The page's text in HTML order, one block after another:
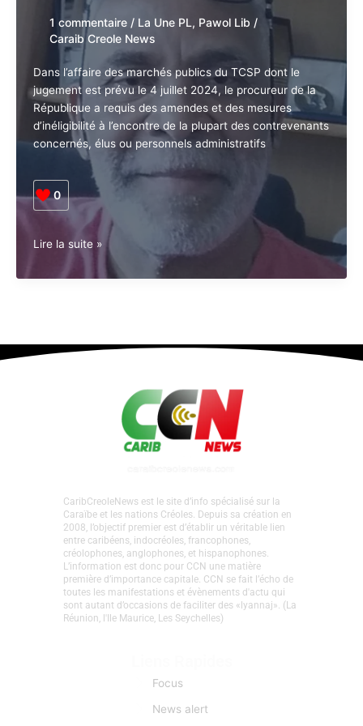
1 commentaire / La Une PL, Pawol Lib /
Caraib Creole News
Dans l’affaire des marchés publics du TCSP dont le
jugement est prévu le 4 juillet 2024, le procureur de la
République a requis des amendes et des mesures
d’inéligibilité à l’encontre de la plupart des contrevenants
concernés, élus ou personnels administratifs
0
L’effet
de
Lire la suite »
CaribCreoleNews est le site d’info spécialisé sur la
Caraïbe et les nations Créoles. Depuis sa création en
2008, l’objectif premier est d’établir un véritable lien
entre caribéens, indocréoles, francophones,
créolophones, anglophones, et hispanophones.
L’information est donc pour CCN une matière
première d’importance capitale. CCN se fait l’écho de
toutes les manifestations et évènements d'actu qui
sont autant d’occasions de faciliter des «lyannaj». (La
Réunion, l'Ile Maurice, Les Seychelles)
Focus
News alert